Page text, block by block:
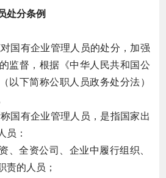
处分条例
国有企业管理人员的处分，加强
监督，根据《中华人民共和国公
以下简称公职人员政务处分法）
国有企业管理人员，是指国家出
员：
、全资公司、企业中履行组织、
责的人员；